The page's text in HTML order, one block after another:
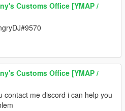
Customs Office [YMAP /
Customs Office [YMAP /
contact me discord i can help you